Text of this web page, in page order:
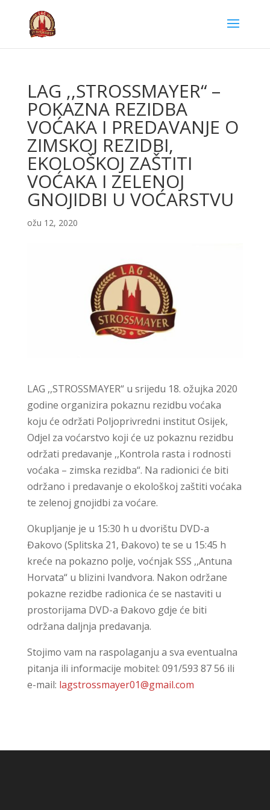
LAG ,,STROSSMAYER“ –
POKAZNA REZIDBA
VOĆAKA I PREDAVANJE O
ZIMSKOJ REZIDBI,
EKOLOŠKOJ ZAŠTITI
VOĆAKA I ZELENOJ
GNOJIDBI U VOĆARSTVU
ožu 12, 2020
LAG ,,STROSSMAYER“ u srijedu 18. ožujka 2020
godine organizira pokaznu rezidbu voćaka
koju će održati Poljoprivredni institut Osijek,
Odjel za voćarstvo koji će uz pokaznu rezidbu
održati predavanje ,,Kontrola rasta i rodnosti
voćaka – zimska rezidba“. Na radionici će biti
održano i predavanje o ekološkoj zaštiti voćaka
te zelenoj gnojidbi za voćare.
Okupljanje je u 15:30 h u dvorištu DVD-a
Đakovo (Splitska 21, Đakovo) te se u 15:45 h
kreće na pokazno polje, voćnjak SSS ,,Antuna
Horvata“ u blizini Ivandvora. Nakon održane
pokazne rezidbe radionica će se nastaviti u
prostorijama DVD-a Đakovo gdje će biti
održana daljnja predavanja.
Stojimo vam na raspolaganju a sva eventualna
pitanja ili informacije mobitel: 091/593 87 56 ili
e-mail: lagstrossmayer01@gmail.com